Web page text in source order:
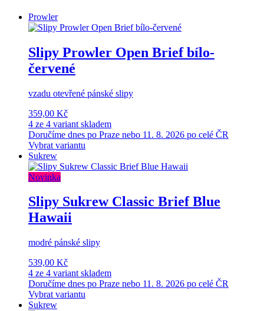
Prowler
Slipy Prowler Open Brief bílo-
červené
vzadu otevřené pánské slipy
359,00 Kč
4 ze 4 variant skladem
Doručíme dnes po Praze nebo 11. 8. 2026 po celé ČR
Vybrat variantu
Sukrew
Novinka
Slipy Sukrew Classic Brief Blue
Hawaii
modré pánské slipy
539,00 Kč
4 ze 4 variant skladem
Doručíme dnes po Praze nebo 11. 8. 2026 po celé ČR
Vybrat variantu
Sukrew